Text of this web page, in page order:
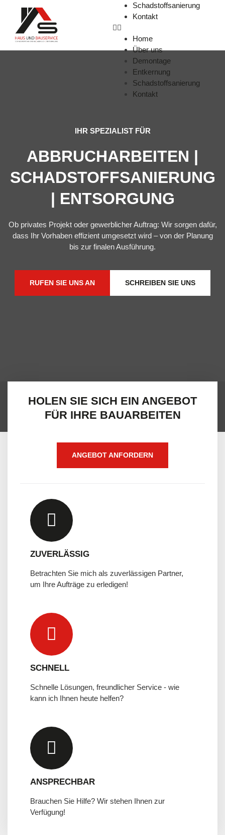
Schadstoffsanierung
Kontakt
Home
Über uns
Demontage
Entkernung
Schadstoffsanierung
Kontakt
IHR SPEZIALIST FÜR
ABBRUCHARBEITEN |
SCHADSTOFFSANIERUNG
| ENTSORGUNG
Ob privates Projekt oder gewerblicher Auftrag: Wir sorgen dafür,
dass Ihr Vorhaben effizient umgesetzt wird – von der Planung
bis zur finalen Ausführung.
RUFEN SIE UNS AN SCHREIBEN SIE UNS
HOLEN SIE SICH EIN ANGEBOT
FÜR IHRE BAUARBEITEN
ANGEBOT ANFORDERN
ZUVERLÄSSIG
Betrachten Sie mich als zuverlässigen Partner,
um Ihre Aufträge zu erledigen!
SCHNELL
Schnelle Lösungen, freundlicher Service - wie
kann ich Ihnen heute helfen?
ANSPRECHBAR
Brauchen Sie Hilfe? Wir stehen Ihnen zur
Verfügung!